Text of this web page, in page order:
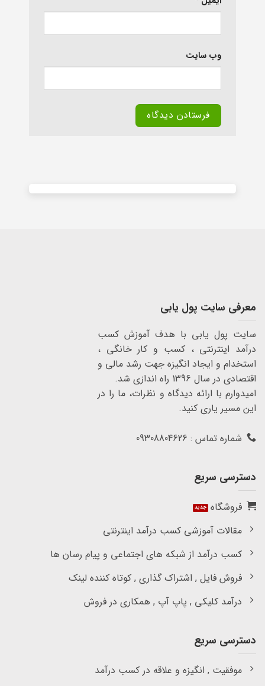
وب‌ سایت
معرفی سایت پول یابی
سایت پول یابی با هدف آموزش کسب
درآمد اینترنتی ، کسب و کار خانگی ،
استخدام و ایجاد انگیزه جهت رشد مالی و
اقتصادی در سال 1396 راه اندازی شد.
امیدوارم با ارائه دیدگاه و نظرات، ما را در
این مسیر یاری کنید.
شماره تماس : 09308804626
دسترسی سریع
فروشگاه
مقالات آموزشی کسب درآمد اینترنتی
کسب درآمد از شبکه های اجتماعی و پیام رسان ها
فروش فایل , اشتراک گذاری , کوتاه کننده لینک
درآمد کلیکی , پاپ آپ , همکاری در فروش
دسترسی سریع
موفقیت , انگیزه و علاقه در کسب درآمد